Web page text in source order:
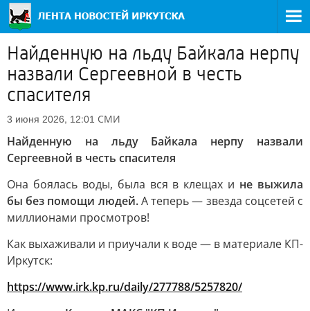
Найденную на льду Байкала нерпу
назвали Сергеевной в честь
спасителя
3 июня 2026, 12:01 СМИ
Найденную на льду Байкала нерпу назвали
Сергеевной в честь спасителя
Она боялась воды, была вся в клещах и не выжила
бы без помощи людей.А теперь — звезда соцсетей с
миллионами просмотров!
Как выхаживали и приучали к воде — в материале КП-
Иркутск:
https://www.irk.kp.ru/daily/277788/5257820/